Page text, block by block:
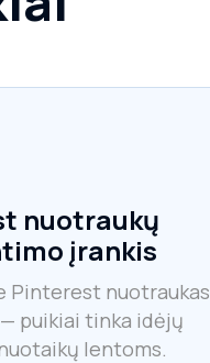
nuotraukų
įrankis
Pinterest nuotraukas
puikiai tinka idėjų
lentoms.